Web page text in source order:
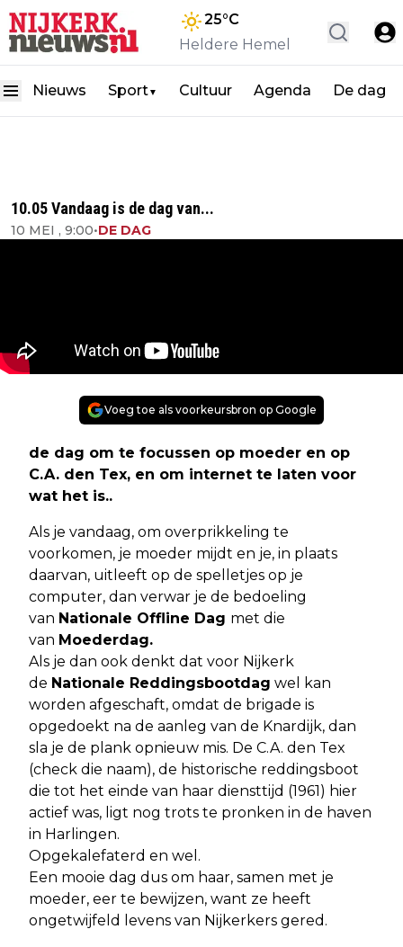
25°C
Heldere Hemel
Nieuws Sport▼ Cultuur Agenda De dag
10.05 Vandaag is de dag van...
10 MEI , 9:00•DE DAG
Voeg toe als voorkeursbron op Google
de dag om te focussen op moeder en op
C.A. den Tex, en om internet te laten voor
wat het is..
Als je vandaag, om overprikkeling te
voorkomen, je moeder mijdt en je, in plaats
daarvan, uitleeft op de spelletjes op je
computer, dan verwar je de bedoeling
van Nationale Offline Dag met die
van Moederdag.
Als je dan ook denkt dat voor Nijkerk
de Nationale Reddingsbootdag wel kan
worden afgeschaft, omdat de brigade is
opgedoekt na de aanleg van de Knardijk, dan
sla je de plank opnieuw mis. De C.A. den Tex
(check die naam), de historische reddingsboot
die tot het einde van haar diensttijd (1961) hier
actief was, ligt nog trots te pronken in de haven
in Harlingen.
Opgekalefaterd en wel.
Een mooie dag dus om haar, samen met je
moeder, eer te bewijzen, want ze heeft
ongetwijfeld levens van Nijkerkers gered.